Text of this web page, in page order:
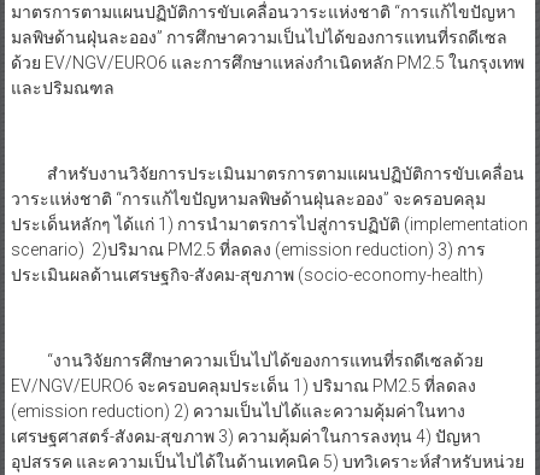
มาตรการตามแผนปฏิบัติการขับเคลื่อนวาระแห่งชาติ “การแก้ไขปัญหา
มลพิษด้านฝุ่นละออง” การศึกษาความเป็นไปได้ของการแทนที่รถดีเซล
ด้วย EV/NGV/EURO6 และการศึกษาแหล่งกำเนิดหลัก PM2.5 ในกรุงเทพ
และปริมณฑล
สำหรับงานวิจัยการประเมินมาตรการตามแผนปฏิบัติการขับเคลื่อน
วาระแห่งชาติ “การแก้ไขปัญหามลพิษด้านฝุ่นละออง” จะครอบคลุม
ประเด็นหลักๆ ได้แก่ 1) การนำมาตรการไปสู่การปฏิบัติ (implementation
scenario) 2)ปริมาณ PM2.5 ที่ลดลง (emission reduction) 3) การ
ประเมินผลด้านเศรษฐกิจ-สังคม-สุขภาพ (socio-economy-health)
“งานวิจัยการศึกษาความเป็นไปได้ของการแทนที่รถดีเซลด้วย
EV/NGV/EURO6 จะครอบคลุมประเด็น 1) ปริมาณ PM2.5 ที่ลดลง
(emission reduction) 2) ความเป็นไปได้และความคุ้มค่าในทาง
เศรษฐศาสตร์-สังคม-สุขภาพ 3) ความคุ้มค่าในการลงทุน 4) ปัญหา
อุปสรรค และความเป็นไปได้ในด้านเทคนิค 5) บทวิเคราะห์สำหรับหน่วย